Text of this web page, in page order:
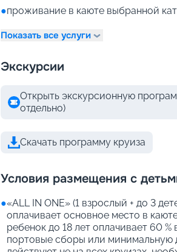
●проживание в каюте выбранной
Показать все услуги
Экскурсии
Открыть экскурсионную
отдельно)
Скачать программу круиза
Условия размещения с
●«АLL IN ONE» (1 взрослый + до 3
оплачивает основное место в
ребенок до 18 лет оплачивает 60
портовые сборы или минимальную